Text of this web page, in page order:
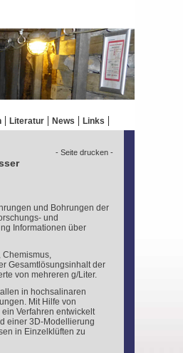
Literatur News Links
- Seite drucken -
und Bohrungen der
und
Informationen über
Chemismus,
Gesamtlösungsinhalt der
von mehreren g/Liter.
in hochsalinaren
Mit Hilfe von
Verfahren entwickelt
einer 3D-Modellierung
in Einzelklüften zu